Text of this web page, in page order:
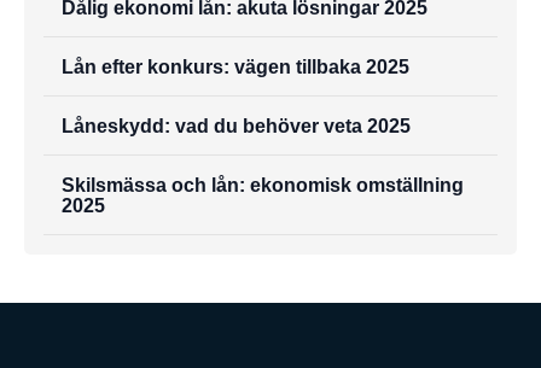
Dålig ekonomi lån: akuta lösningar 2025
Lån efter konkurs: vägen tillbaka 2025
Låneskydd: vad du behöver veta 2025
Skilsmässa och lån: ekonomisk omställning
2025